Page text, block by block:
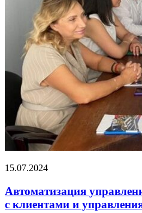
15.07.2024
Автоматизация
с клиентами и